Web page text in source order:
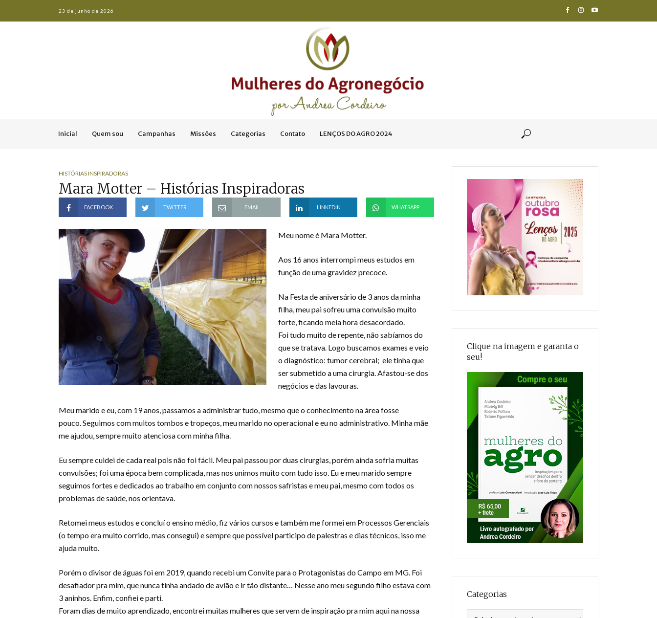
23 de junho de 2026
Inicial Quem sou Campanhas Missões Categorias Contato LENÇOS DO AGRO 2024
HISTÓRIAS INSPIRADORAS
Mara Motter – Histórias Inspiradoras
FACEBOOK TWITTER EMAIL LINKEDIN WHATSAPP
Meu nome é Mara Motter.
Aos 16 anos interrompi meus estudos em
função de uma gravidez precoce.
Na Festa de aniversário de 3 anos da minha
filha, meu pai sofreu uma convulsão muito
forte, ficando meia hora desacordado.
Foi tudo muito de repente, não sabíamos do
que se tratava. Logo buscamos exames e veio
o diagnóstico: tumor cerebral; ele tinha que
ser submetido a uma cirurgia. Afastou-se dos
negócios e das lavouras.
Meu marido e eu, com 19 anos, passamos a administrar tudo, mesmo que o conhecimento na área fosse
pouco. Seguimos com muitos tombos e tropeços, meu marido no operacional e eu no administrativo. Minha mãe
me ajudou, sempre muito atenciosa com minha filha.
Eu sempre cuidei de cada real pois não foi fácil. Meu pai passou por duas cirurgias, porém ainda sofria muitas
convulsões; foi uma época bem complicada, mas nos unimos muito com tudo isso. Eu e meu marido sempre
seguimos fortes e dedicados ao trabalho em conjunto com nossos safristas e meu pai, mesmo com todos os
problemas de saúde, nos orientava.
Retomei meus estudos e concluí o ensino médio, fiz vários cursos e também me formei em Processos Gerenciais
(o tempo era muito corrido, mas consegui) e sempre que possível participo de palestras e dias técnicos, isso me
ajuda muito.
Porém o divisor de águas foi em 2019, quando recebi um Convite para o Protagonistas do Campo em MG. Foi
desafiador pra mim, que nunca tinha andado de avião e ir tão distante… Nesse ano meu segundo filho estava com
3 aninhos. Enfim, confiei e parti.
Foram dias de muito aprendizado, encontrei muitas mulheres que servem de inspiração pra mim aqui na nossa
Clique na imagem e garanta o
seu!
Categorias